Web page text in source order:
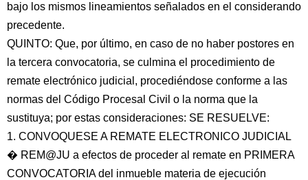
bajo los mismos lineamientos señalados en el considerando
precedente.
QUINTO: Que, por último, en caso de no haber postores en
la tercera convocatoria, se culmina el procedimiento de
remate electrónico judicial, procediéndose conforme a las
normas del Código Procesal Civil o la norma que la
sustituya; por estas consideraciones: SE RESUELVE:
1. CONVOQUESE A REMATE ELECTRONICO JUDICIAL
� REM@JU a efectos de proceder al remate en PRIMERA
CONVOCATORIA del inmueble materia de ejecución